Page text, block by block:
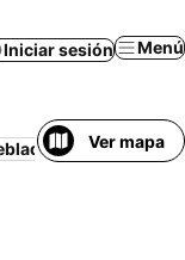
Iniciar sesión Menú
Económico
Ver mapa